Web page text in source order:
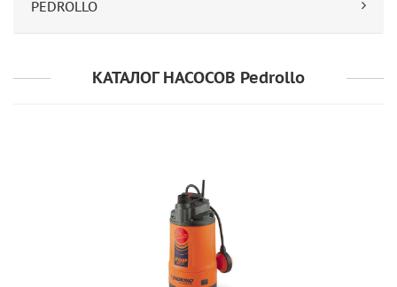
PEDROLLO
КАТАЛОГ НАСОСОВ Pedrollo